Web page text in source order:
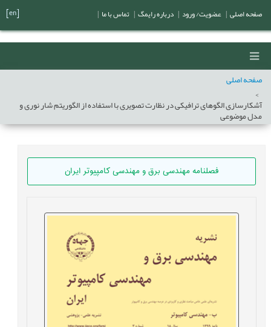
صفحه اصلی
آشکارسازی الگوهای ترافیکی در نظارت تصویری با استفاده از الگوریتم شار نوری و
مدل موضوعی
فصلنامه مهندسی برق و مهندسی کامپيوتر ايران
صفحه اصلی عضویت/ ورود درباره رایمگ تماس با ما